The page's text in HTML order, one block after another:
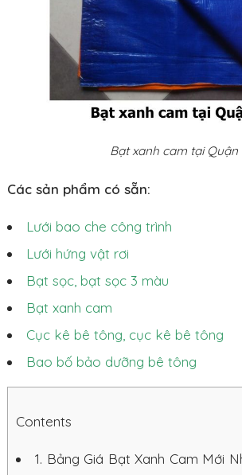
Bạt xanh cam tại Quận
Các sản phẩm có sẵn:
Lưới bao che công trình
Lưới hứng vật rơi
Bạt sọc, bạt sọc 3 màu
Bạt xanh cam
Cục kê bê tông, cục kê bê tông
Bao bố bảo dưỡng bê tông
Contents
1. Bảng Giá Bạt Xanh Cam Mới